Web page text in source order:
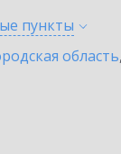
пункты
область,